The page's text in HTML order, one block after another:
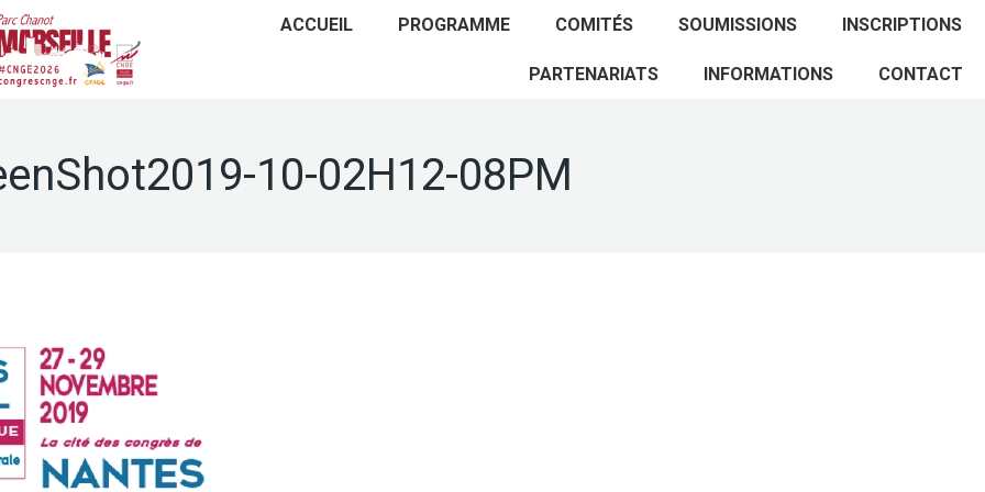
ACCUEIL PROGRAMME COMITÉS SOUMISSIONS INSCRIPTIONS
PARTENARIATS INFORMATIONS CONTACT
10-02H12-08PM
ACCUEIL PROGRAMME COMITÉS
SOUMISSIONS INSCRIPTIONS PARTENARIATS